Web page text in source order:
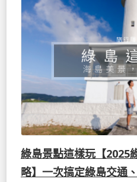
綠島景點這樣玩【2025
略】一次搞定綠島交通